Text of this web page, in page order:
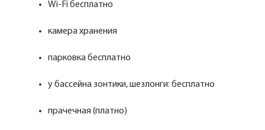
Wi-Fi бесплатно
камера хранения
парковка бесплатно
у бассейна зонтики, шезлонги: бесплатно
прачечная (платно)